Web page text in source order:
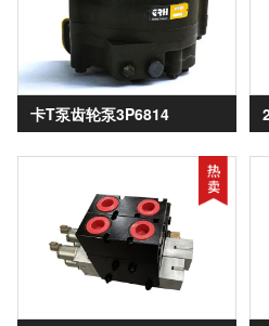
卡T泵齿轮泵3P6814